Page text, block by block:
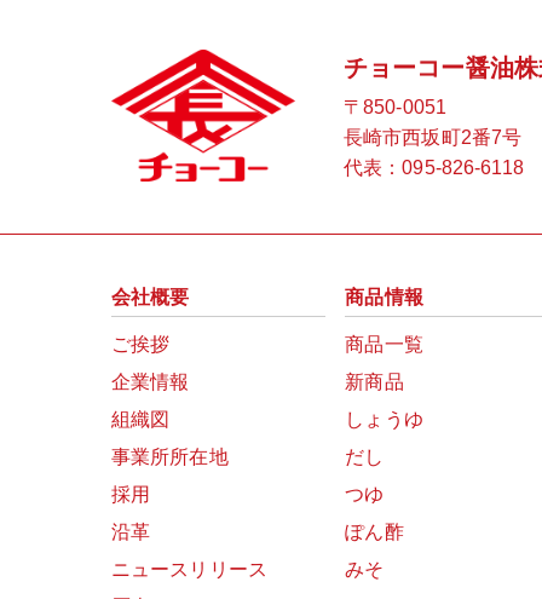
チョーコー醤油
〒850-0051
長崎市西坂町2番7号
代表：095-826-6118
会社概要
ご挨拶
企業情報
組織図
事業所所在地
採用
沿革
ニュースリリース
商品情報
商品一覧
新商品
しょうゆ
だし
つゆ
ぽん酢
みそ